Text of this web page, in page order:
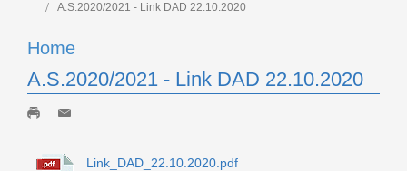
A.S.2020/2021 - Link DAD 22.10.2020
Home
A.S.2020/2021 - Link DAD 22.10.2020
Link_DAD_22.10.2020.pdf